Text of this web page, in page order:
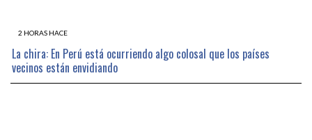
2 HORAS HACE
La chira: En Perú está ocurriendo algo colosal que los países
vecinos están envidiando